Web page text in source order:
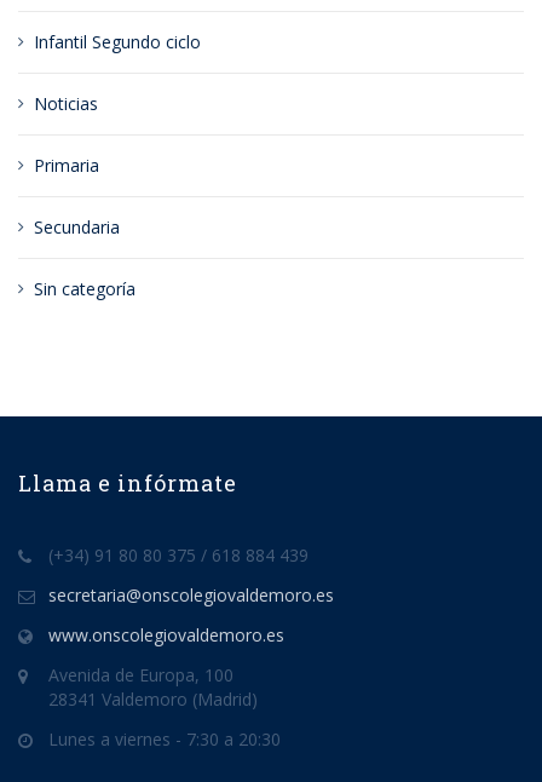
Infantil Segundo ciclo
Noticias
Primaria
Secundaria
Sin categoría
Llama e infórmate
(+34) 91 80 80 375 / 618 884 439
secretaria@onscolegiovaldemoro.es
www.onscolegiovaldemoro.es
Avenida de Europa, 100
28341 Valdemoro (Madrid)
Lunes a viernes - 7:30 a 20:30